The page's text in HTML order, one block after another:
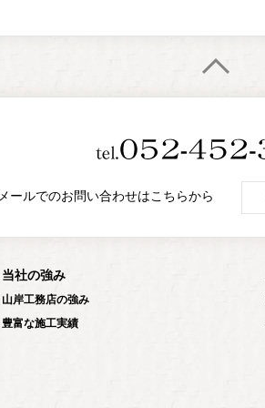
メールでのお問い合わせはこちらから
当社の強み
山岸工務店の強み
豊富な施工実績